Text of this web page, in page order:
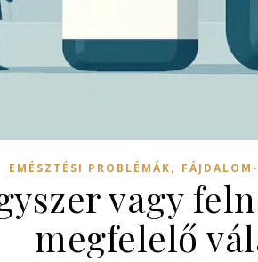
EMÉSZTÉSI PROBLÉMÁK,
vagy
megfelelő